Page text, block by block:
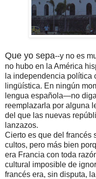
Que yo sepa--y no es
no hubo en la América
la independencia política
lingüística. En ningún
lengua española—no
reemplazarla por alguna
del que las nuevas
lanzazos.
Cierto es que del francés
cultos, pero más bien
era Francia con toda
cultural imposible de
francés era, sin disputa,